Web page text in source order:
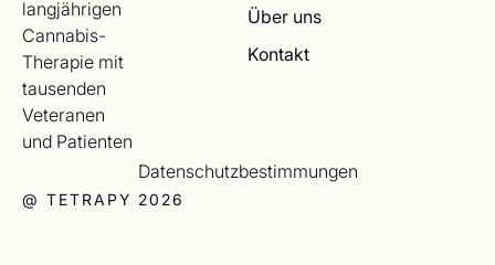
langjährigen
Cannabis-
Therapie mit
tausenden
Veteranen
und Patienten
Über uns
Kontakt
@ TETRAPY 2026
Datenschutzbestimmungen